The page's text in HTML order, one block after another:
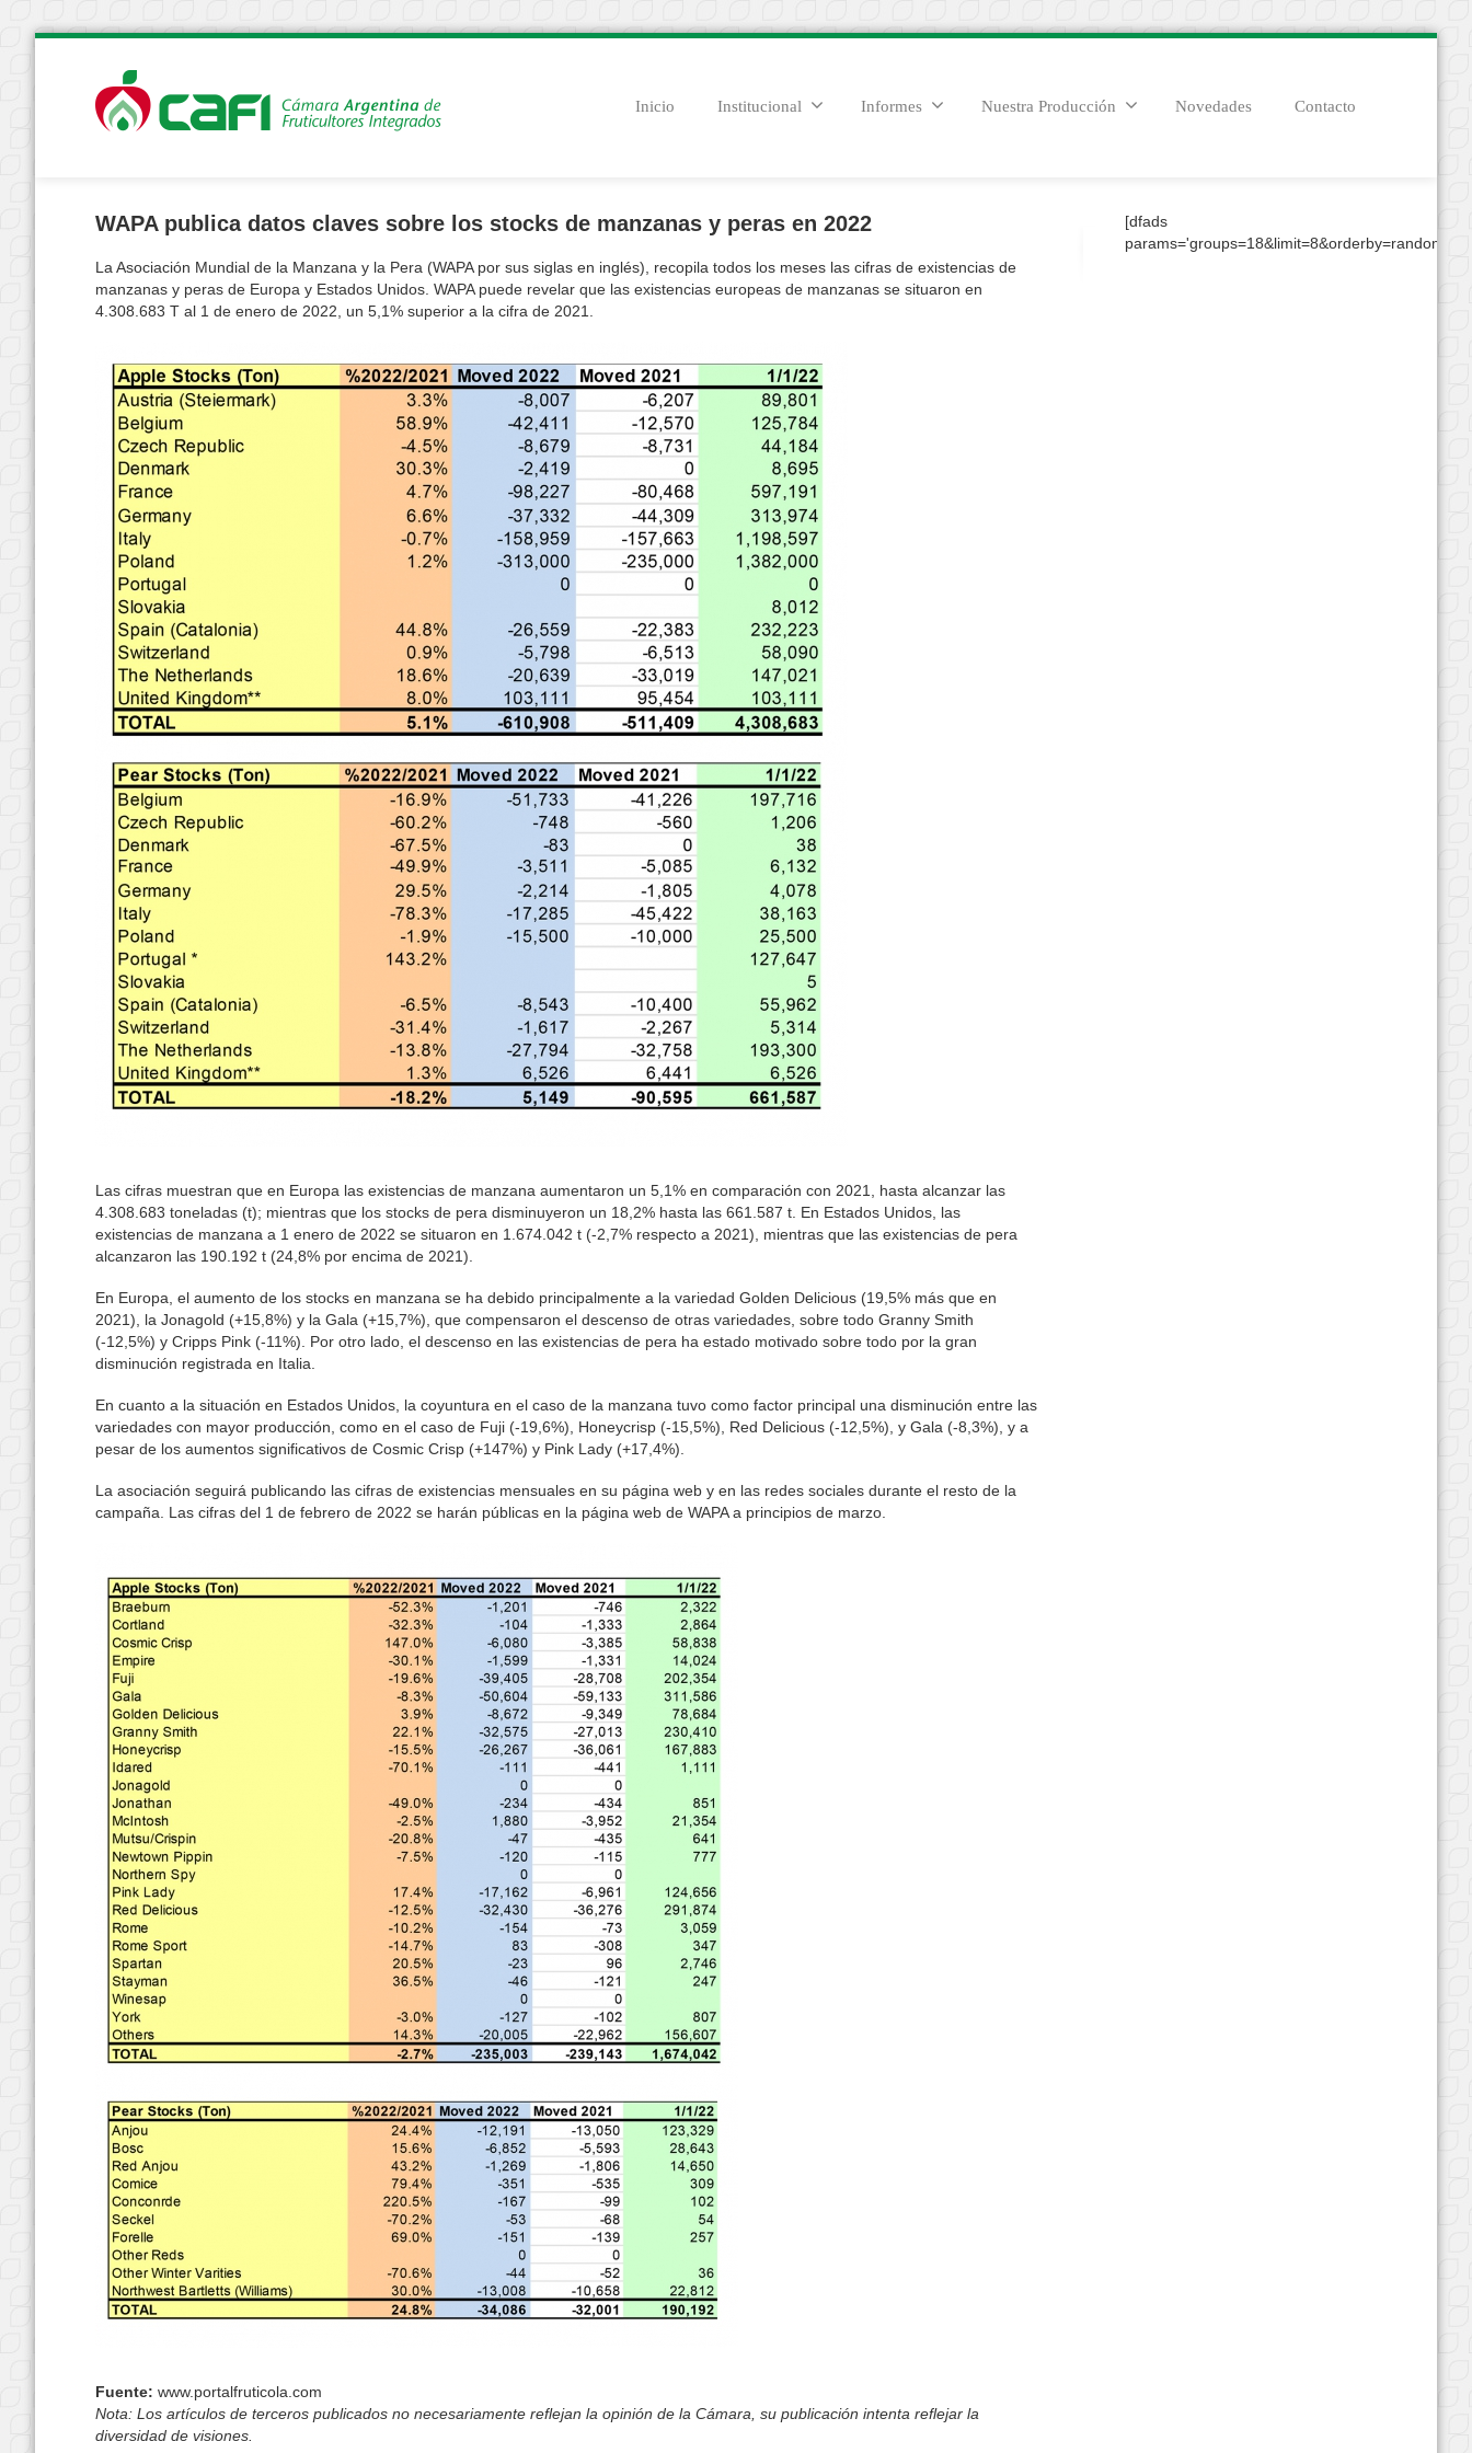
Inicio Institucional Informes Nuestra Producción Novedades Contacto
WAPA publica datos claves sobre los stocks de manzanas y peras en 2022
La Asociación Mundial de la Manzana y la Pera (WAPA por sus siglas en inglés), recopila todos los meses las cifras de existencias de
manzanas y peras de Europa y Estados Unidos. WAPA puede revelar que las existencias europeas de manzanas se situaron en
4.308.683 T al 1 de enero de 2022, un 5,1% superior a la cifra de 2021.
Las cifras muestran que en Europa las existencias de manzana aumentaron un 5,1% en comparación con 2021, hasta alcanzar las
4.308.683 toneladas (t); mientras que los stocks de pera disminuyeron un 18,2% hasta las 661.587 t. En Estados Unidos, las
existencias de manzana a 1 enero de 2022 se situaron en 1.674.042 t (-2,7% respecto a 2021), mientras que las existencias de pera
alcanzaron las 190.192 t (24,8% por encima de 2021).
En Europa, el aumento de los stocks en manzana se ha debido principalmente a la variedad Golden Delicious (19,5% más que en
2021), la Jonagold (+15,8%) y la Gala (+15,7%), que compensaron el descenso de otras variedades, sobre todo Granny Smith
(-12,5%) y Cripps Pink (-11%). Por otro lado, el descenso en las existencias de pera ha estado motivado sobre todo por la gran
disminución registrada en Italia.
En cuanto a la situación en Estados Unidos, la coyuntura en el caso de la manzana tuvo como factor principal una disminución entre las
variedades con mayor producción, como en el caso de Fuji (-19,6%), Honeycrisp (-15,5%), Red Delicious (-12,5%), y Gala (-8,3%), y a
pesar de los aumentos significativos de Cosmic Crisp (+147%) y Pink Lady (+17,4%).
La asociación seguirá publicando las cifras de existencias mensuales en su página web y en las redes sociales durante el resto de la
campaña. Las cifras del 1 de febrero de 2022 se harán públicas en la página web de WAPA a principios de marzo.
Fuente: www.portalfruticola.com
Nota: Los artículos de terceros publicados no necesariamente reflejan la opinión de la Cámara, su publicación intenta reflejar la
diversidad de visiones.
[dfads